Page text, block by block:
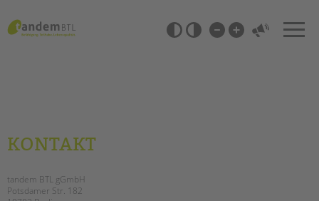
springen
Barrierefrei-
Einstellungen
überspringen
KONTAKT
tandem BTL gGmbH
Potsdamer Str. 182